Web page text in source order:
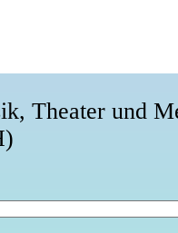
Theater und